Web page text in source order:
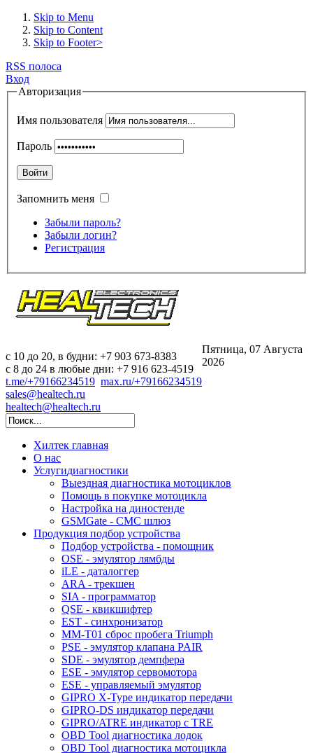
Skip to Menu
Skip to Content
Skip to Footer>
RSS полоса
Вход
Авторизация
Имя пользователя
Пароль
Войти
Запомнить меня
Забыли пароль?
Забыли логин?
Регистрация
c 10 до 20, в будни: +7 903 673-8383
с 8 до 24 в любые дни: +7 916 623-4519
t.me/+79166234519 max.ru/+79166234519
sales@healtech.ru
healtech@healtech.ru
Пятница, 07 Августа
2026
Хилтек главная
О нас
Услугидиагностики
Выездная диагностика мотоциклов
Помощь в покупке мотоцикла
Настройка на диностенде
GSMGate - СМС шлюз
Продукция подбор устройства
Подбор устройства - помощник
OSE - эмулятор лямбды
iLE - даталоггер
ARA - трекшен
SIA - программатор
QSE - квикшифтер
EST - синхронизатор
MM-T01 сброс пробега Triumph
PSE - эмулятор клапана PAIR
SDE - эмулятор демпфера
ESE - эмулятор сервомотора
ESE - управляемый эмулятор
GIPRO X-Type индикатор передачи
GIPRO-DS индикатор передачи
GIPRO/ATRE индикатор с TRE
OBD Tool диагностика лодок
OBD Tool диагностика мотоцикла